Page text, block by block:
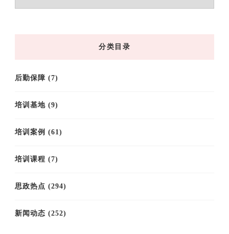
章
分类目录
后勤保障 (7)
培训基地 (9)
培训案例 (61)
培训课程 (7)
思政热点 (294)
新闻动态 (252)